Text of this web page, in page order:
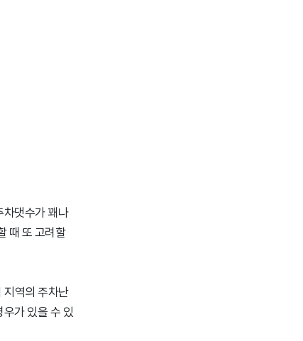
차댓수가 꽤나
때 또 고려할
지역의 주차난
가 있을 수 있